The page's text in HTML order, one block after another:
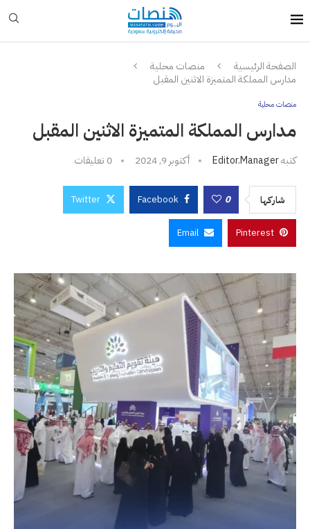
الصفحة الرئيسية
منصات محلية
مدارس المملكة المتميزة الاثنين المقبل
منصات محلية
مدارس المملكة المتميزة الاثنين المقبل
كتبهEditor.manager أكتوبر 9, 2024 0 تعليقات
شاركها 0
Facebook
Twitter
Pinterest
Email